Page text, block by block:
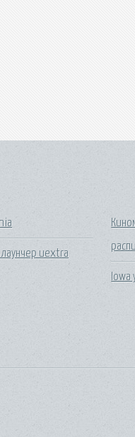
лаунчер uextra
Iowa